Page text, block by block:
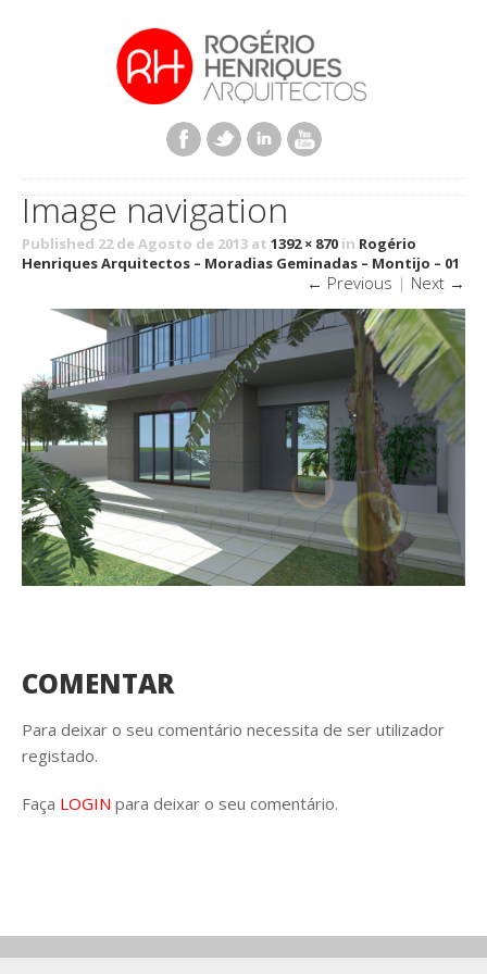
Image navigation
Published 22 de Agosto de 2013 at 1392 × 870 in Rogério
Henriques Arquitectos – Moradias Geminadas – Montijo – 01
← Previous | Next →
COMENTAR
Para deixar o seu comentário necessita de ser utilizador
registado.
Faça LOGIN para deixar o seu comentário.